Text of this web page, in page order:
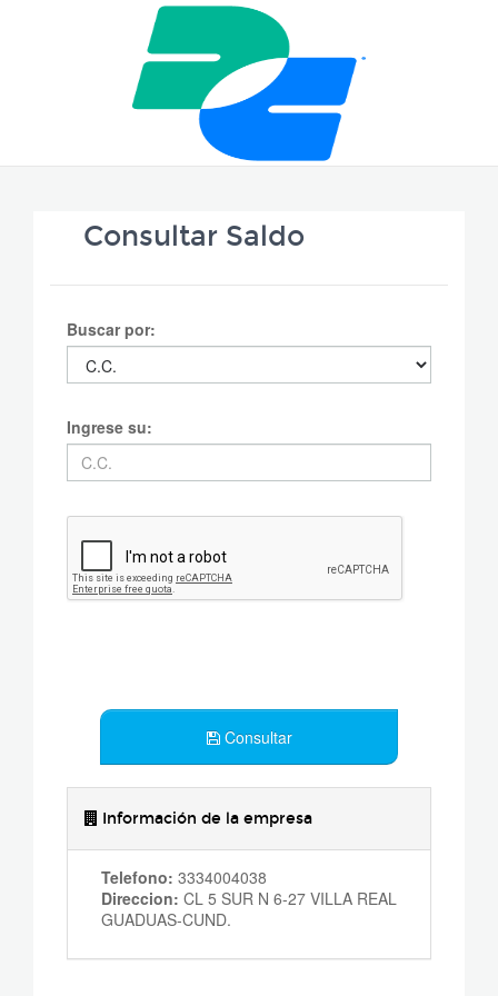
Consultar Saldo
Buscar por:
Ingrese su:
Consultar
Información de la empresa
Telefono: 3334004038
Direccion: CL 5 SUR N 6-27 VILLA REAL
GUADUAS-CUND.